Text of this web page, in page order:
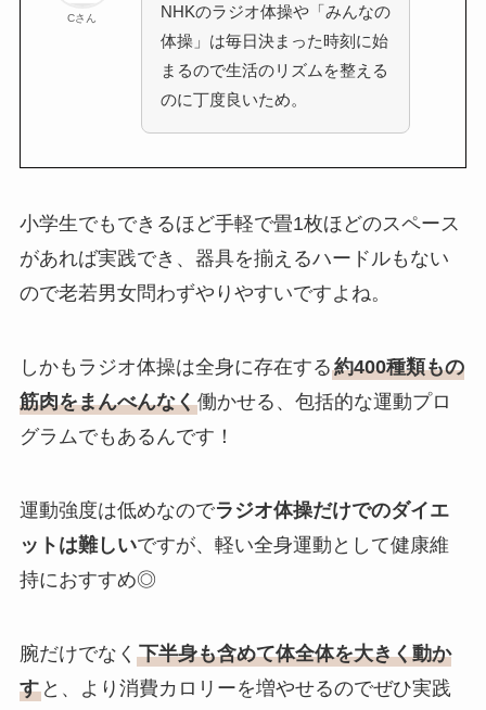
Cさん
NHKのラジオ体操や「みんなの
体操」は毎日決まった時刻に始
まるので生活のリズムを整える
のに丁度良いため。
小学生でもできるほど手軽で畳1枚ほどのスペース
があれば実践でき、器具を揃えるハードルもない
ので老若男女問わずやりやすいですよね。
しかもラジオ体操は全身に存在する約400種類もの
筋肉をまんべんなく働かせる、包括的な運動プロ
グラムでもあるんです！
運動強度は低めなのでラジオ体操だけでのダイエ
ットは難しいですが、軽い全身運動として健康維
持におすすめ◎
腕だけでなく 下半身も含めて体全体を大きく動か
すと、より消費カロリーを増やせるのでぜひ実践